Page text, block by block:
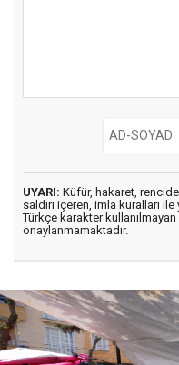
UYARI: Küfür, hakaret,
saldırı içeren, imla kuralları ile
Türkçe karakter
onaylanmamaktadır.